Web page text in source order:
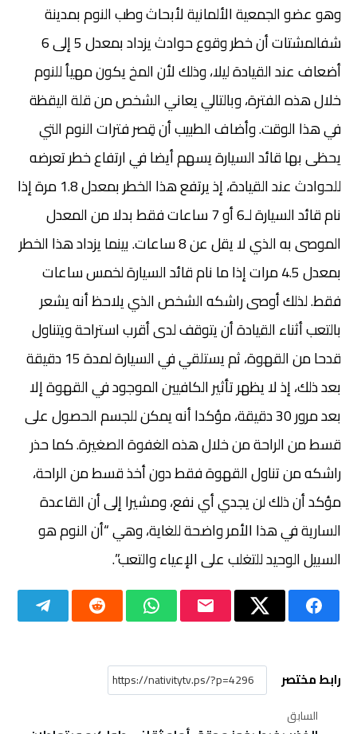
وهو عضو الجمعية الألمانية لأبحاث وطب النوم بمدينة
شفالمشتات أن خطر وقوع حوادث يزداد بمعدل 5 إلى 6
أضعاف عند القيادة ليلا، وذلك لأن المخ يكون مهيأ للنوم
خلال هذه الفترة، وبالتالي يعاني الشخص من قلة اليقظة
في هذا الوقت. وأضاف الطبيب أن قِصر فترات النوم التي
يحظى بها قائد السيارة يسهم أيضا في ارتفاع خطر تعرضه
للحوادث عند القيادة، إذ يرتفع هذا الخطر بمعدل 1.8 مرة إذا
نام قائد السيارة لـ6 أو 7 ساعات فقط بدلا من المعدل
الموصى به الذي لا يقل عن 8 ساعات. بينما يزداد هذا الخطر
بمعدل 4.5 مرات إذا ما نام قائد السيارة لخمس ساعات
فقط. لذلك أوصى راشكه الشخص الذي يلاحظ أنه يشعر
بالتعب أثناء القيادة أن يتوقف لدى أقرب استراحة ويتناول
قدحا من القهوة، ثم يستلقي في السيارة لمدة 15 دقيقة
بعد ذلك، إذ لا يظهر تأثير الكافيين الموجود في القهوة إلا
بعد مرور 30 دقيقة، مؤكدا أنه يمكن للجسم الحصول على
قسط من الراحة من خلال هذه الغفوة الصغيرة. كما حذر
راشكه من تناول القهوة فقط دون أخذ قسط من الراحة،
مؤكد أن ذلك لن يجدي أي نفع، ومشيرا إلى أن القاعدة
السارية في هذا الأمر واضحة للغاية، وهي “أن النوم هو
السبيل الوحيد للتغلب على الإعياء والتعب”.
رابط مختصر
السابق